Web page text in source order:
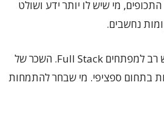
התכופים, מי שיש לו יותר ידע ושולט
נחשבים.
ומה לגבי השכר? תנאי השכר הם מעולים. בעידן של היום יש ביקוש רב למפתחים Full Stack. השכר של
בתחום ספציפי. מי שבחר להתמחות